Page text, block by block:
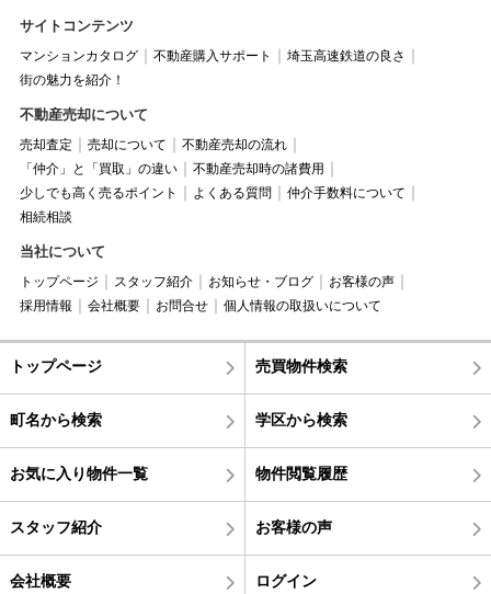
サイトコンテンツ
マンションカタログ 不動産購入サポート
埼玉高速鉄道の良さ
街の魅力を紹介！
不動産売却について
売却査定 売却について
不動産売却の流れ
「仲介」と「買取」の違い
不動産売却時の諸費用
少しでも高く売るポイント
よくある質問
仲介手数料について
相続相談
当社について
トップページ スタッフ紹介 お知らせ・ブログ
お客様の声
採用情報
会社概要 お問合せ 個人情報の取扱いについて
トップページ 売買物件検索
町名から検索 学区から検索
お気に入り物件一覧 物件閲覧履歴
スタッフ紹介 お客様の声
会社概要 ログイン